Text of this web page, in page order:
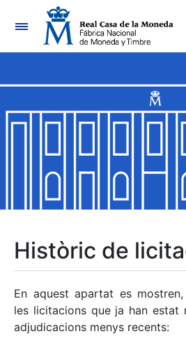
Navegació
Mostra/Amaga
Mostra/Amaga
Mostra/Amaga
Històric de
En aquest apartat es
les licitacions que ja han estat
adjudicacions menys recents: